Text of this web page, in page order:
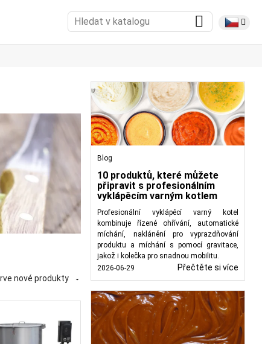
zpracování,
zpracování
Ve společnosti
nové produkty 
Blog
10 produktů, které můžete
připravit s profesionálním
vyklápěcím varným kotlem
Profesionální vyklápěcí varný kotel
kombinuje řízené ohřívání, automatické
míchání, naklánění pro vyprazdňování
produktu a míchání s pomocí gravitace,
jakož i kolečka pro snadnou mobilitu.
2026-06-29
Přečtěte si více